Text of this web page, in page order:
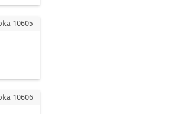
10605
(P+R)
10606